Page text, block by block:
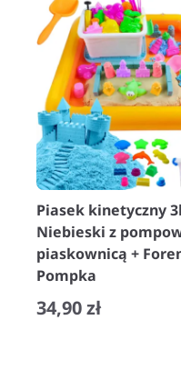
Piasek kinetyczny
Niebieski z
piaskownicą +
Pompka
34,90 zł